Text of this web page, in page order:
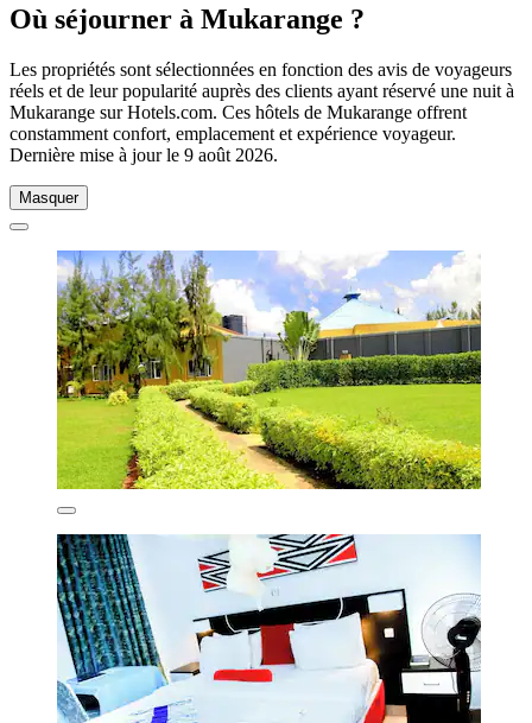
Où séjourner à Mukarange ?
Les propriétés sont sélectionnées en fonction des avis de voyageurs
réels et de leur popularité auprès des clients ayant réservé une nuit à
Mukarange sur Hotels.com. Ces hôtels de Mukarange offrent
constamment confort, emplacement et expérience voyageur.
Dernière mise à jour le 9 août 2026.
Masquer